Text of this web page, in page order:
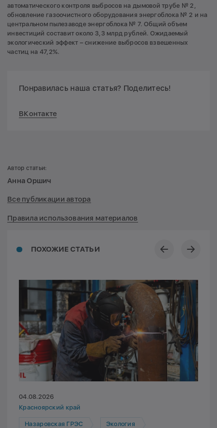
автоматического контроля выбросов на дымовой трубе № 2,
обновление газоочистного оборудования энергоблока № 2 и на
центральном пылезаводе энергоблока № 7. Общий объем
инвестиций составит около 3,3 млрд рублей. Ожидаемый
экологический эффект – снижение выбросов взвешенных
частиц на 47,2%.
Понравилась наша статья? Поделитесь!
ВКонтакте
ПОХОЖИЕ СТАТЬИ
04.08.2026
Красноярский край
Назаровская ГРЭС Экология
Автор статьи:
Анна Оршич
Все публикации автора
Правила использования материалов